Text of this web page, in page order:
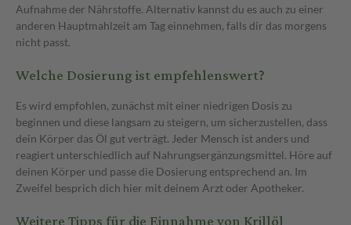
Aufnahme der Nährstoffe. Alternativ kannst du es auch zu einer
anderen Hauptmahlzeit am Tag einnehmen, falls dir das morgens
nicht passt.
Welche Dosierung ist empfehlenswert?
Es wird empfohlen, zunächst mit einer niedrigen Dosis zu
beginnen und diese langsam zu steigern, um sicherzustellen, dass
dein Körper das Öl gut verträgt. Jeder Mensch ist anders und
reagiert unterschiedlich auf Nahrungsergänzungsmittel. Höre auf
deinen Körper und passe die Dosierung entsprechend an. Im
Zweifel besprich dich hier mit deinem Arzt oder Apotheker.